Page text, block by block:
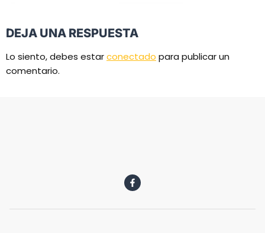
DEJA UNA RESPUESTA
Lo siento, debes estarconectado para publicar un
comentario.